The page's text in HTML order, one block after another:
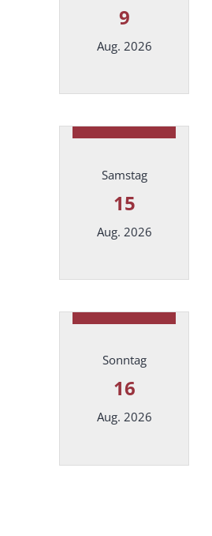
9
Aug. 2026
Samstag
15
Aug. 2026
Sonntag
16
Aug. 2026